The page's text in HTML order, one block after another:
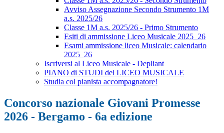
Avviso Assegnazione Secondo Strumento 1M
a.s. 2025/26
Classe 1M a.s. 2025/26 - Primo Strumento
Esiti di ammissione Liceo Musicale 2025_26
Esami ammissione liceo Musicale: calendario
2025_26
Iscriversi al Liceo Musicale - Depliant
PIANO di STUDI del LICEO MUSICALE
Studia col pianista accompagnatore!
Concorso nazionale Giovani Promesse
2026 - Bergamo - 6a edizione